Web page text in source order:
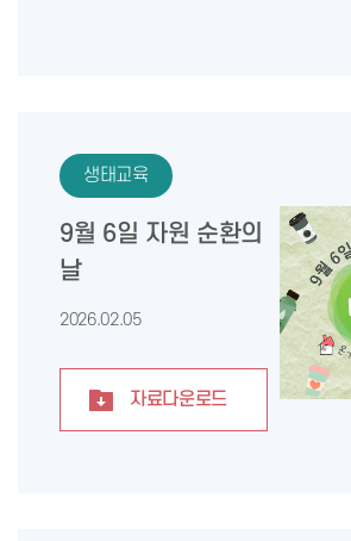
생태교육
9월 6일 자원 순환의
날
2026.02.05
자료다운로드